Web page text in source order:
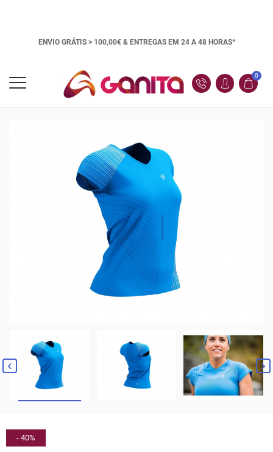
ENVIO GRÁTIS > 100,00€ & ENTREGAS EM 24 A 48 HORAS*
0
 
- 40%